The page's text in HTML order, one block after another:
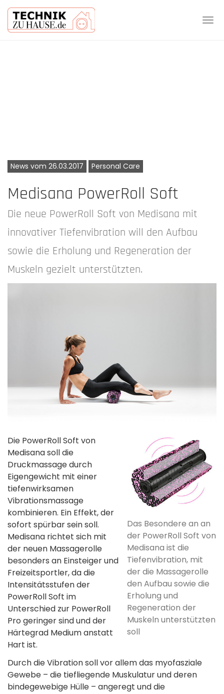
News vom 26.03.2017 Personal Care
Medisana PowerRoll Soft
Die neue PowerRoll Soft von Medisana mit
innovativer Tiefenvibration will den Aufbau
sowie die Erholung und Regeneration der
Muskeln gezielt unterstützten.
Das Besondere an an
der PowerRoll Soft von
Medisana ist die
Tiefenvibration, mit
der die Massagerolle
den Aufbau sowie die
Erholung und
Regeneration der
Muskeln unterstützten
soll
Die PowerRoll Soft von
Medisana soll die
Druckmassage durch
Eigengewicht mit einer
tiefenwirksamen
Vibrationsmassage
kombinieren. Ein Effekt, der
sofort spürbar sein soll.
Medisana richtet sich mit
der neuen Massagerolle
besonders an Einsteiger und
Freizeitsportler, da die
Intensitätsstufen der
PowerRoll Soft im
Unterschied zur PowerRoll
Pro geringer sind und der
Härtegrad Medium anstatt
Hart ist.
Durch die Vibration soll vor allem das myofasziale
Gewebe – die tiefliegende Muskulatur und deren
bindegewebige Hülle – angeregt und die